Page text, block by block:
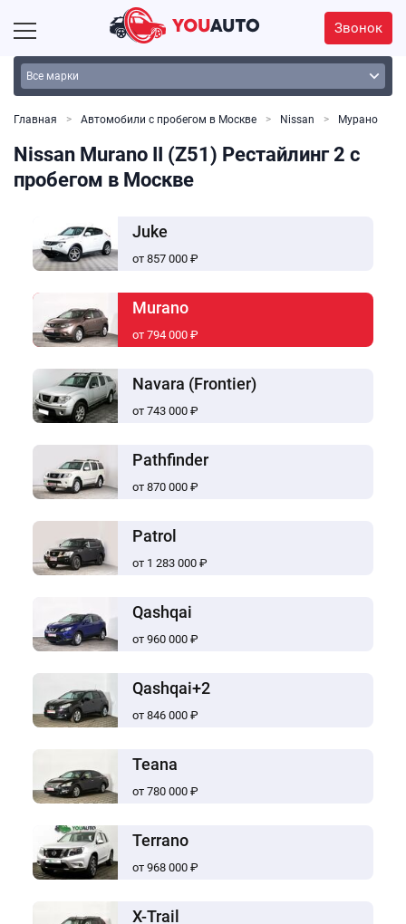
Звонок
Главная Автомобили с пробегом в Москве Nissan Мурано
Nissan Murano II (Z51) Рестайлинг 2 с
пробегом в Москве
Juke
от 857 000 ₽
Murano
от 794 000 ₽
Navara (Frontier)
от 743 000 ₽
Pathfinder
от 870 000 ₽
Patrol
от 1 283 000 ₽
Qashqai
от 960 000 ₽
Qashqai+2
от 846 000 ₽
Teana
от 780 000 ₽
Terrano
от 968 000 ₽
X-Trail